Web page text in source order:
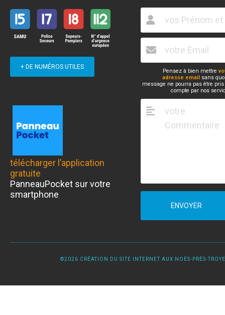
+ DE NUMÉROS UTILES
télécharger l’application
gratuite
PanneauPocket sur votre
smartphone
Pensez à bien mettre
adresse email sans
message ne pourra pas être
compte par nos
ENVOYER
©2026 CRÉATION DU SITE INTERNET AUX NOËS-PRÈS-